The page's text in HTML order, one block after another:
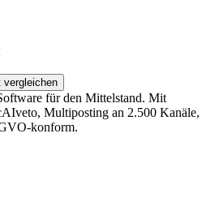
vergleichen
für den Mittelstand. Mit
Multiposting an 2.500 Kanäle,
konform.